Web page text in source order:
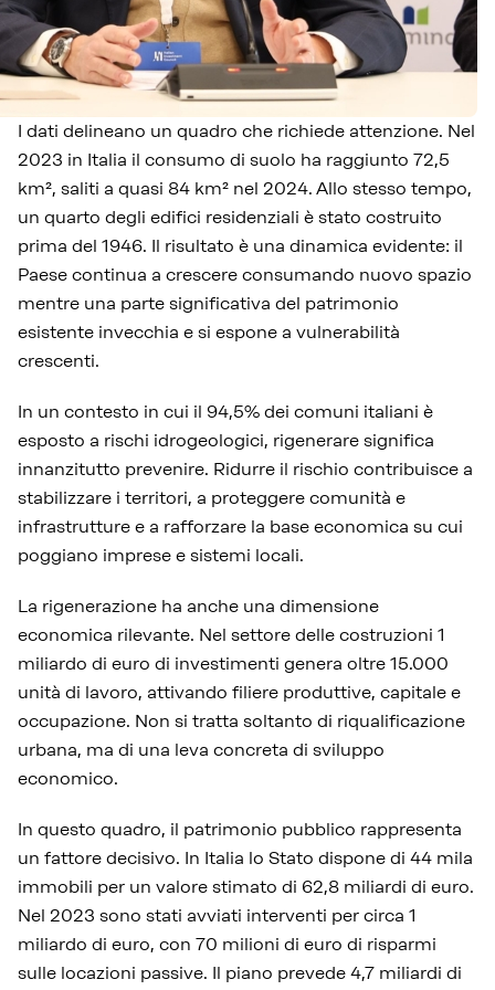
I dati delineano un quadro che richiede attenzione. Nel
2023 in Italia il consumo di suolo ha raggiunto 72,5
km², saliti a quasi 84 km² nel 2024. Allo stesso tempo,
un quarto degli edifici residenziali è stato costruito
prima del 1946. Il risultato è una dinamica evidente: il
Paese continua a crescere consumando nuovo spazio
mentre una parte significativa del patrimonio
esistente invecchia e si espone a vulnerabilità
crescenti.
In un contesto in cui il 94,5% dei comuni italiani è
esposto a rischi idrogeologici, rigenerare significa
innanzitutto prevenire. Ridurre il rischio contribuisce a
stabilizzare i territori, a proteggere comunità e
infrastrutture e a rafforzare la base economica su cui
poggiano imprese e sistemi locali.
La rigenerazione ha anche una dimensione
economica rilevante. Nel settore delle costruzioni 1
miliardo di euro di investimenti genera oltre 15.000
unità di lavoro, attivando filiere produttive, capitale e
occupazione. Non si tratta soltanto di riqualificazione
urbana, ma di una leva concreta di sviluppo
economico.
In questo quadro, il patrimonio pubblico rappresenta
un fattore decisivo. In Italia lo Stato dispone di 44 mila
immobili per un valore stimato di 62,8 miliardi di euro.
Nel 2023 sono stati avviati interventi per circa 1
miliardo di euro, con 70 milioni di euro di risparmi
sulle locazioni passive. Il piano prevede 4,7 miliardi di